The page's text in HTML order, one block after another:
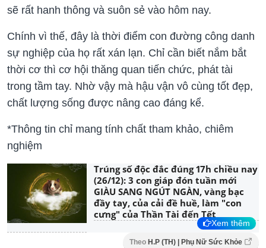
sẽ rất hanh thông và suôn sẻ vào hôm nay.
Chính vì thế, đây là thời điểm con đường công danh
sự nghiệp của họ rất xán lạn. Chỉ cần biết nắm bắt
thời cơ thì cơ hội thăng quan tiến chức, phát tài
trong tầm tay. Nhờ vậy mà hậu vận vô cùng tốt đẹp,
chất lượng sống được nâng cao đáng kể.
*Thông tin chỉ mang tính chất tham khảo, chiêm
nghiệm
Trúng số độc đắc đúng 17h chiều nay
(26/12): 3 con giáp đón tuần mới
GIÀU SANG NGÚT NGÀN, vàng bạc
đầy tay, của cải đề huề, làm "con
cưng" của Thần Tài đến Tết
Xem thêm
Theo H.P (TH) | Phụ Nữ Sức Khỏe